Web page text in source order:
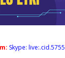
Skype: